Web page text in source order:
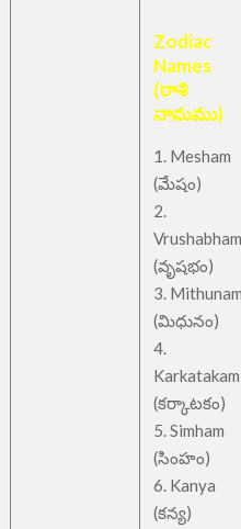
Zodiac
Names
(రాశి
నామము)
1. Mesham
(మేషం)
2.
Vrushabham
(వృషభం)
3.
(మిధునం)
4.
Karkatakam
(కర్కాటకం)
5. Simham
(సింహం)
6. Kanya
(కన్య)